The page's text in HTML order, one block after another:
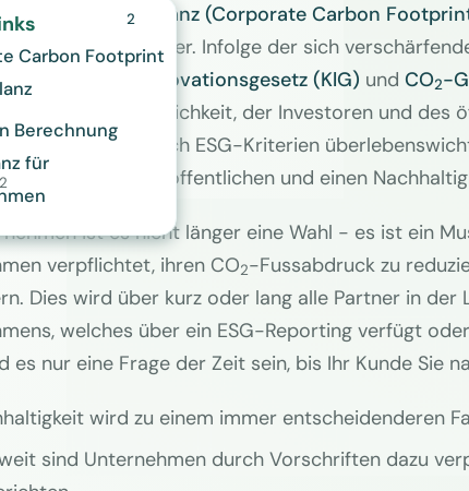
Carbon Footprint
Berechnung
für
einer 2 -Bilanz (Corporate Carbon
immer wichtiger. Infolge der sich
, Klima- und Innovationsgesetz (KlG) und CO2-
und der Öffentlichkeit, der Investoren und des
Handeln nach ESG-Kriterien
2-Fussabdurck veröffentlichen und einen
ist es nicht länger eine Wahl - es ist ein
verpflichtet, ihren CO2-Fussabdruck zu
Dies wird über kurz oder lang alle Partner in der
welches über ein ESG-Reporting verfügt
es nur eine Frage der Zeit sein, bis Ihr Kunde Sie
wird zu einem immer entscheidenderen
sind Unternehmen durch Vorschriften dazu